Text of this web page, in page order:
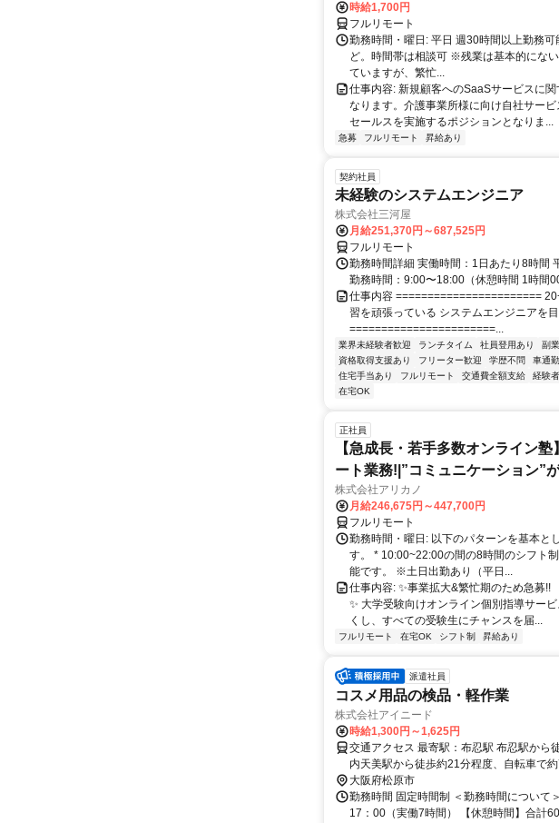
時給1,700円
フルリモート
勤務時間・曜日: 平日 週30時間以上勤務
ど。時間帯は相談可 ※残業は基本的にな
ていますが、繁忙...
仕事内容: 新規顧客へのSaaSサービスに
なります。介護事業所様に向け自社サー
セールスを実施するポジションとなりま...
急募 フルリモート 昇給あり
契約社員
未経験のシステムエンジニア
株式会社三河屋
月給251,370円～687,525円
フルリモート
勤務時間詳細 実働時間：1日あたり8時間
勤務時間：9:00〜18:00（休憩時間 1時間
仕事内容 =======================
習を頑張っている システムエンジニアを目
=======================...
業界未経験者歓迎 ランチタイム 社員登用あり 副
資格取得支援あり
フリーター歓迎 学歴不問 車通
住宅手当あり
フルリモート 交通費全額支給 経験
在宅OK
正社員
【急成長・若手多数オンライン
ート業務!|”コミュニケーション”
株式会社アリカノ
月給246,675円～447,700円
フルリモート
勤務時間・曜日: 以下のパターンを基本と
す。 * 10:00~22:00の間の8時間のシフト
能です。 ※土日出勤あり（平日...
仕事内容: ✨️事業拡大&繁忙期のため急募
✨️ 大学受験向けオンライン個別指導サー
くし、すべての受験生にチャンスを届...
フルリモート 在宅OK シフト制 昇給あり
派遣社員
コスメ用品の検品・軽作業
株式会社アイニード
時給1,300円～1,625円
交通アクセス 最寄駅：布忍駅 布忍駅から徒歩約18分程度、自転車で約7分程度 河
内天美駅から徒歩約21分程度、自転車で
自転車で約8分程度
大阪府松原市
勤務時間 固定時間制 ＜勤務時間について
17：00（実働7時間） 【休憩時間】合計